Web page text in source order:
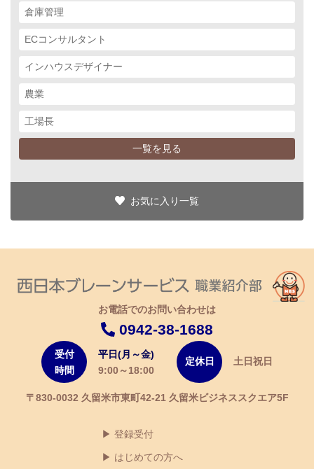
倉庫管理
ECコンサルタント
インハウスデザイナー
農業
工場長
一覧を見る
お気に入り一覧
お電話でのお問い合わせは
0942-38-1688
受付
時間
平日(月～金)
9:00～18:00
定休日 土日祝日
〒830-0032 久留米市東町42-21 久留米ビジネススクエア5F
登録受付
はじめての方へ